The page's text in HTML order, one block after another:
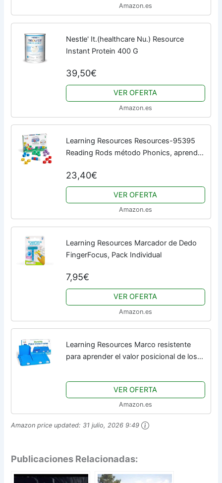
Amazon.es
Nestle' It.(healthcare Nu.) Resource
Instant Protein 400 G
39,50€
VER OFERTA
Amazon.es
Learning Resources Resources-95395
Reading Rods método Phonics, aprende
Juguetes para Aprender ortografía,
Letras...
23,40€
VER OFERTA
Amazon.es
Learning Resources Marcador de Dedo
FingerFocus, Pack Individual
7,95€
VER OFERTA
Amazon.es
Learning Resources Marco resistente
para aprender el valor posicional de los
bloques aprender el valor posicional,...
VER OFERTA
Amazon.es
Amazon price updated:31 julio, 2026 9:49
Publicaciones Relacionadas: